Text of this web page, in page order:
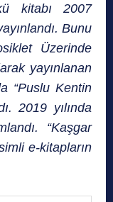
kitabı 2007
Bunu
Üzerinde
yayınlanan
“Puslu Kentin
2019 yılında
“Kaşgar
e-kitapların